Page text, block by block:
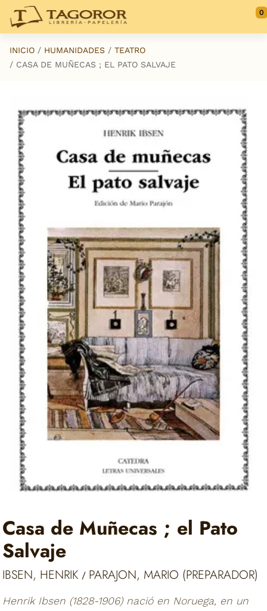
Saltar al contenido principal
0
INICIO HUMANIDADES
TEATRO
CASA DE MUÑECAS ; EL PATO SALVAJE
Casa de Muñecas ; el Pato
Salvaje
IBSEN, HENRIK / PARAJON, MARIO (PREPARADOR)
Henrik Ibsen (1828-1906) nació en Noruega, en un